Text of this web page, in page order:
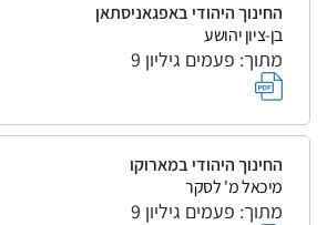
החינוך היהודי באפגאניסתאן
בן-ציון יהושע
מתוך: פעמים גיליון 9
החינוך היהודי במארוקו
מיכאל מ' לסקר
מתוך: פעמים גיליון 9